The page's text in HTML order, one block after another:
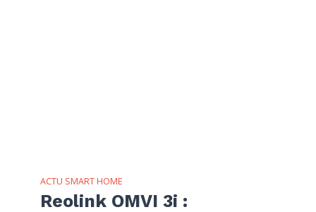
ACTU SMART HOME
Reolink OMVI 3i :